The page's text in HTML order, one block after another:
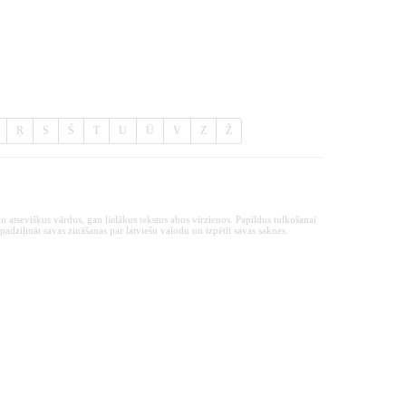
Ŗ S Š T U Ū V Z Ž
vārdus, gan lielākus tekstus abos virzienos. Papildus tulkošanai
savas zināšanas par latviešu valodu un izpētīt savas saknes.